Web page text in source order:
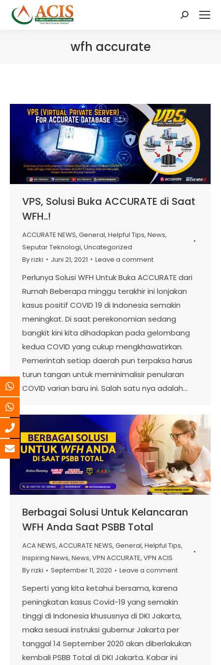
Search:
wfh accurate
VPS, Solusi Buka ACCURATE di Saat
WFH..!
ACCURATE NEWS, General, Helpful Tips, News,
Seputar Teknologi, Uncategorized
Byrizki Juni 21, 2021 Leave a comment
Perlunya Solusi WFH Untuk Buka ACCURATE dari
Rumah Beberapa minggu terakhir ini lonjakan
kasus positif COVID 19 di Indonesia semakin
meningkat. Di saat perekonomian sedang
bangkit kini kita dihadapkan pada gelombang
kedua COVID yang cukup mengkhawatirkan.
Pemerintah setiap daerah pun terpaksa harus
turun tangan untuk meminimalisir penularan
COVID varian baru ini. Salah satu nya adalah…
Berbagai Solusi Untuk Kelancaran
WFH Anda Saat PSBB Total
ACA NEWS, ACCURATE NEWS, General, Helpful Tips,
Inspiring News, News, VPN ACCURATE, VPN ACIS
Byrizki September 11, 2020 Leave a comment
Seperti yang kita ketahui bersama, karena
peningkatan kasus Covid-19 yang semakin
tinggi di Indonesia khususnya di DKI Jakarta,
maka sesuai instruksi gubernur Jakarta per
tanggal 14 September 2020 akan diberlakukan
kembali PSBB Total di DKI Jakarta. Kabar ini